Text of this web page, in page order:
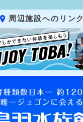
周辺施設へのリンク